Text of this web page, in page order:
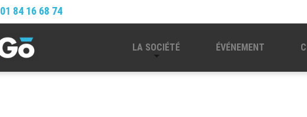
01 84 16 68 74
LA SOCIÉTÉ ÉVÉNEMENT